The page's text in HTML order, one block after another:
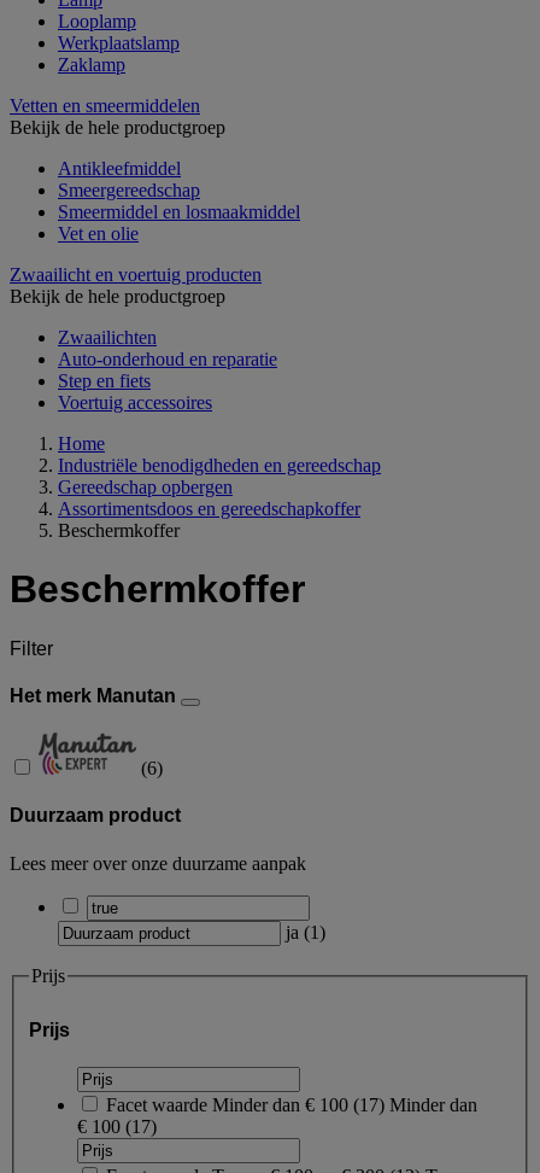
Looplamp
Werkplaatslamp
Zaklamp
Vetten en smeermiddelen
Bekijk de hele productgroep
Antikleefmiddel
Smeergereedschap
Smeermiddel en losmaakmiddel
Vet en olie
Zwaailicht en voertuig producten
Bekijk de hele productgroep
Zwaailichten
Auto-onderhoud en reparatie
Step en fiets
Voertuig accessoires
Home
Industriële benodigdheden en gereedschap
Gereedschap opbergen
Assortimentsdoos en gereedschapkoffer
Beschermkoffer
Beschermkoffer
Filter
Het merk Manutan
(6)
Duurzaam product
Lees meer over onze duurzame aanpak
ja (1)
Prijs
Prijs
Facet waarde Minder dan € 100 (17) Minder dan
€ 100 (17)